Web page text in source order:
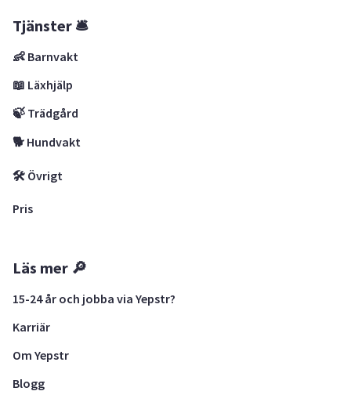
Tjänster 🛎
👶 Barnvakt
📖 Läxhjälp
🍃 Trädgård
🐕 Hundvakt
🛠 Övrigt
Pris
Läs mer 🔎
15-24 år och jobba via Yepstr?
Karriär
Om Yepstr
Blogg